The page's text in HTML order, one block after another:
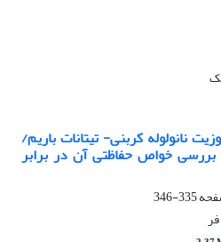
نانولوله کربنی- تیتانات باریم/
خواص حفاظتی آن در برابر
335-346